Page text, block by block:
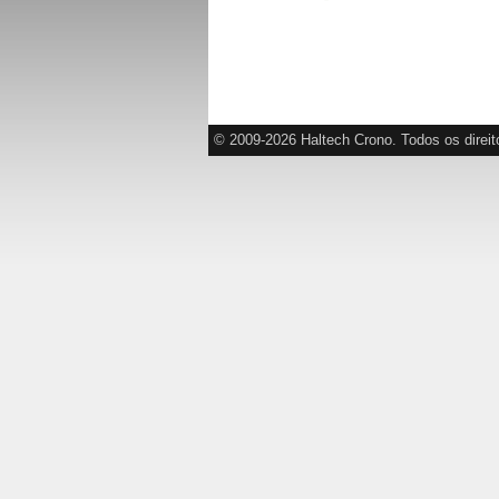
© 2009-2026 Haltech Crono. Todos os